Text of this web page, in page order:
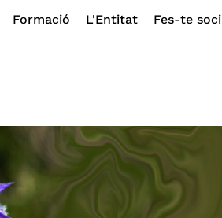
Formació L'Entitat Fes-te soci